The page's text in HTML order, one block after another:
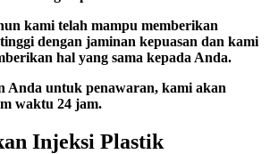
kami telah mampu memberikan
dengan jaminan kepuasan dan kami
hal yang sama kepada Anda.
Anda untuk penawaran, kami akan
waktu 24 jam.
Injeksi Plastik